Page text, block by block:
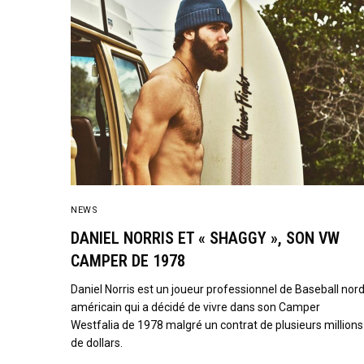
NEWS
DANIEL NORRIS ET « SHAGGY », SON VW
CAMPER DE 1978
Daniel Norris est un joueur professionnel de Baseball
américain qui a décidé de vivre dans son Camper
Westfalia de 1978 malgré un contrat de plusieurs millions
de dollars.